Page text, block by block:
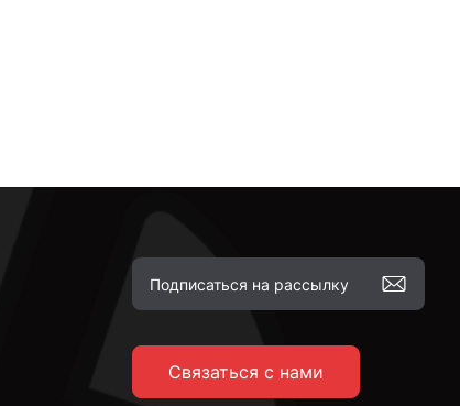
Связаться с нами